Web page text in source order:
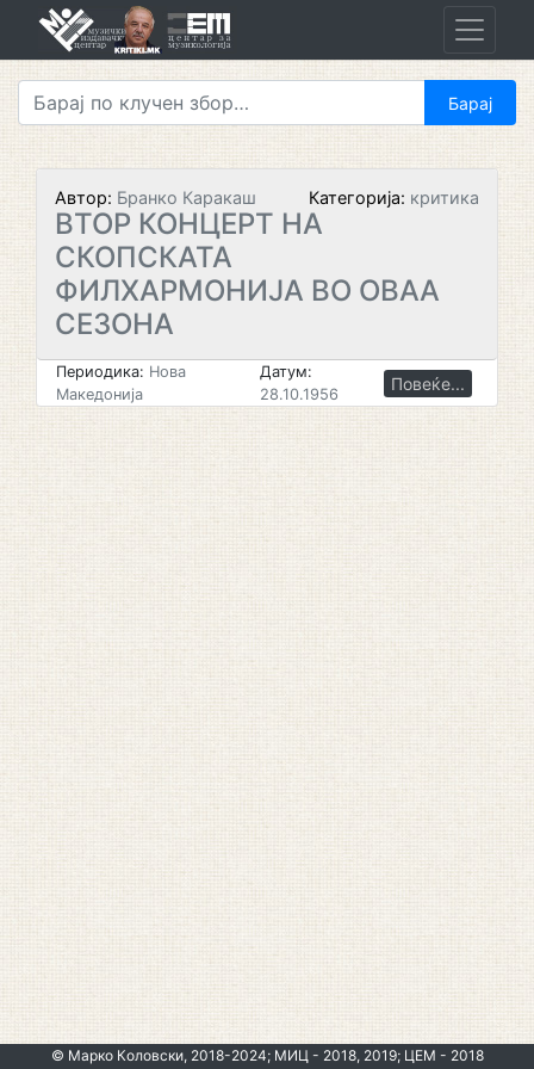
Автор: Бранко Каракаш Категорија: критика
ВТОР КОНЦЕРТ НА
СКОПСКАТА
ФИЛХАРМОНИЈА ВО ОВАА
СЕЗОНА
Периодика: Нова
Македонија
Датум:
28.10.1956
Повеќе...
© Марко Коловски, 2018-2024; МИЦ - 2018, 2019; ЦЕМ - 2018